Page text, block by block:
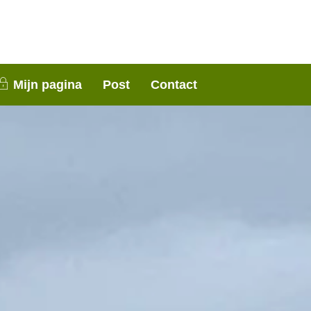
Mijn pagina Post Contact
3 weken contact met je op. Dank voor